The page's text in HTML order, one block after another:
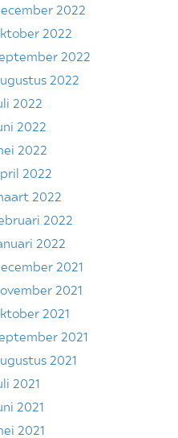
2022
2022
2022
2022
2022
2022
2022
2022
2022
2022
2022
2021
2021
2021
2021
2021
2021
2021
2021